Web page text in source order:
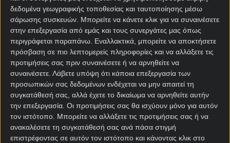
δεδομένα γεωγραφικής τοποθεσίας και ταυτοποίησης μέσω
σάρωσης συσκευών. Μπορείτε να κάνετε κλικ για να συναινέσετε
στην επεξεργασία από εμάς και τους συνεργάτες μας όπως
περιγράφεται παραπάνω. Εναλλακτικά, μπορείτε να αποκτήσετε
πρόσβαση σε πιο λεπτομερείς πληροφορίες και να αλλάξετε τις
προτιμήσεις σας πριν συναινέσετε ή να αρνηθείτε να
συναινέσετε. Λάβετε υπόψη ότι κάποια επεξεργασία των
προσωπικών σας δεδομένων ενδέχεται να μην απαιτεί τη
συγκατάθεσή σας, αλλά έχετε το δικαίωμα να αρνηθείτε αυτήν
την επεξεργασία. Οι προτιμήσεις σας θα ισχύουν μόνο για αυτόν
τον ιστότοπο. Μπορείτε να αλλάξετε τις προτιμήσεις σας ή να
ανακαλέσετε τη συγκατάθεσή σας ανά πάσα στιγμή
επιστρέφοντας σε αυτόν τον ιστότοπο και κάνοντας κλικ στο
Αρχική Σελίδα
Χρήστος Σωτηρακόπουλος
Προγνωστικά
Βαθμολογίες - Στατιστικά
Κουπόνι
Πρόγραμμα TV
Προσφορές*